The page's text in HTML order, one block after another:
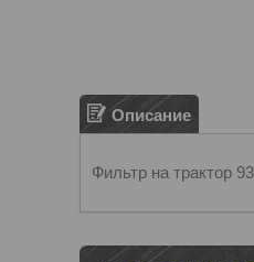
Описание
Фильтр на трактор